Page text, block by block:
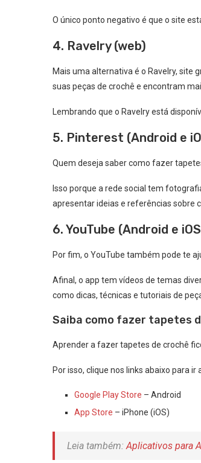
O único ponto negativo é que o site
4. Ravelry (web)
Mais uma alternativa é o Ravelry, site
suas peças de crochê e encontram
Lembrando que o Ravelry está
5. Pinterest (Android e
Quem deseja saber como fazer
Isso porque a rede social tem
apresentar ideias e referências sobre
6. YouTube (Android e
Por fim, o YouTube também pode te
Afinal, o app tem vídeos de temas
como dicas, técnicas e tutoriais de
Saiba como fazer tapetes
Aprender a fazer tapetes de crochê
Por isso, clique nos links abaixo para
Google Play Store – Android
App Store – iPhone (iOS)
Leia também:Aplicativos para